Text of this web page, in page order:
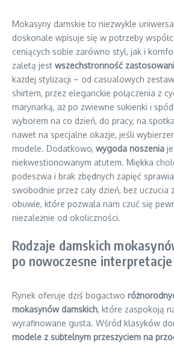
Mokasyny damskie to niezwykle
doskonale wpisuje się w potrzeby
ceniących sobie zarówno styl, jak i
zaletą jest wszechstronność
każdej stylizacji – od casualowych
shirtem, przez eleganckie połączenia z
marynarką, aż po zwiewne sukienki i
wyborem na co dzień, do pracy, na
nawet na specjalne okazje, jeśli
modele. Dodatkowo, wygoda noszenia
niekwestionowanym atutem. Miękka
podeszwa i brak zbędnych zapięć
swobodnie przez cały dzień, bez uczucia
obuwie, które pozwala nam czuć się
niezależnie od okoliczności.
Rodzaje damskich
po nowoczesne interpretacje
Rynek oferuje dziś bogactwo
mokasynów damskich, które zaspokoją
wyrafinowane gusta. Wśród klasyków
modele z subtelnym przeszyciem na